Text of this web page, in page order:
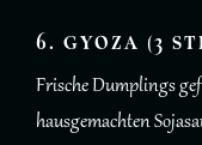
6. GYOZA (3
Frische Dumplings
hausgemachten